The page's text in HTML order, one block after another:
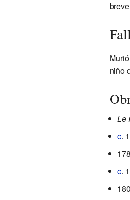
niño
Le
c.
c.